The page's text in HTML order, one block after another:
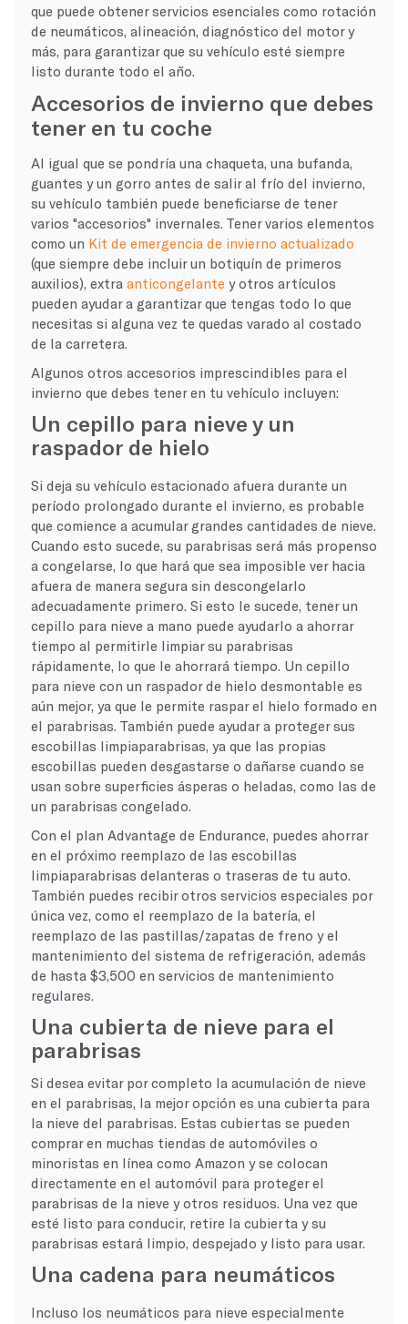
que puede obtener servicios esenciales como rotación
de neumáticos, alineación, diagnóstico del motor y
más, para garantizar que su vehículo esté siempre
listo durante todo el año.
Accesorios de invierno que debes
tener en tu coche
Al igual que se pondría una chaqueta, una bufanda,
guantes y un gorro antes de salir al frío del invierno,
su vehículo también puede beneficiarse de tener
varios "accesorios" invernales. Tener varios elementos
como un Kit de emergencia de invierno actualizado
(que siempre debe incluir un botiquín de primeros
auxilios), extra anticongelante y otros artículos
pueden ayudar a garantizar que tengas todo lo que
necesitas si alguna vez te quedas varado al costado
de la carretera.
Algunos otros accesorios imprescindibles para el
invierno que debes tener en tu vehículo incluyen:
Un cepillo para nieve y un
raspador de hielo
Si deja su vehículo estacionado afuera durante un
período prolongado durante el invierno, es probable
que comience a acumular grandes cantidades de nieve.
Cuando esto sucede, su parabrisas será más propenso
a congelarse, lo que hará que sea imposible ver hacia
afuera de manera segura sin descongelarlo
adecuadamente primero. Si esto le sucede, tener un
cepillo para nieve a mano puede ayudarlo a ahorrar
tiempo al permitirle limpiar su parabrisas
rápidamente, lo que le ahorrará tiempo. Un cepillo
para nieve con un raspador de hielo desmontable es
aún mejor, ya que le permite raspar el hielo formado en
el parabrisas. También puede ayudar a proteger sus
escobillas limpiaparabrisas, ya que las propias
escobillas pueden desgastarse o dañarse cuando se
usan sobre superficies ásperas o heladas, como las de
un parabrisas congelado.
Con el plan Advantage de Endurance, puedes ahorrar
en el próximo reemplazo de las escobillas
limpiaparabrisas delanteras o traseras de tu auto.
También puedes recibir otros servicios especiales por
única vez, como el reemplazo de la batería, el
reemplazo de las pastillas/zapatas de freno y el
mantenimiento del sistema de refrigeración, además
de hasta $3,500 en servicios de mantenimiento
regulares.
Una cubierta de nieve para el
parabrisas
Si desea evitar por completo la acumulación de nieve
en el parabrisas, la mejor opción es una cubierta para
la nieve del parabrisas. Estas cubiertas se pueden
comprar en muchas tiendas de automóviles o
minoristas en línea como Amazon y se colocan
directamente en el automóvil para proteger el
parabrisas de la nieve y otros residuos. Una vez que
esté listo para conducir, retire la cubierta y su
parabrisas estará limpio, despejado y listo para usar.
Una cadena para neumáticos
Incluso los neumáticos para nieve especialmente